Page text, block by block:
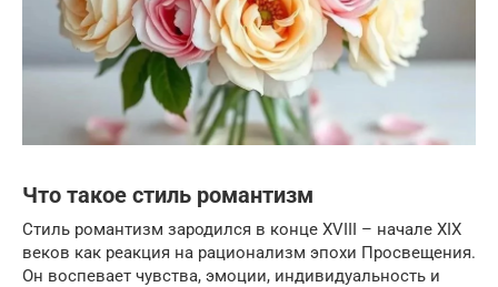
Что такое стиль романтизм
Стиль романтизм зародился в конце XVIII – начале XIX
веков как реакция на рационализм эпохи Просвещения.
Он воспевает чувства, эмоции, индивидуальность и